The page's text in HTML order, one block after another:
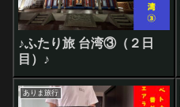
♪ふたり旅 台湾③（２日
目）♪
ありま旅行